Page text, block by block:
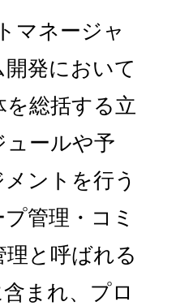
マネージャ
発において
総括する立
ールや予
ントを行う
管理・コミ
と呼ばれる
まれ、プロ